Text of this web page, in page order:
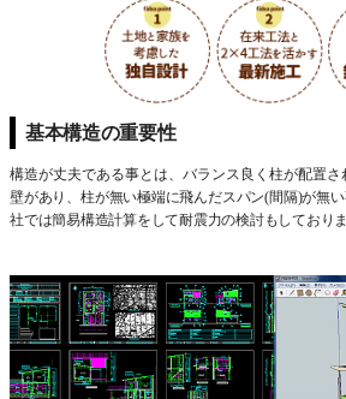
基本構造の重要性
構造が丈夫である事とは、バランス良く柱が配置
壁があり、柱が無い極端に飛んだスパン(間隔)が無
社では簡易構造計算をして耐震力の検討もしておりま